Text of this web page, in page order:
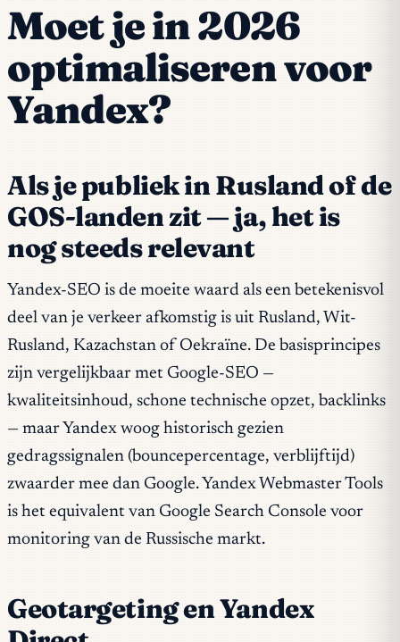
Moet je in 2026
optimaliseren voor
Yandex?
Als je publiek in Rusland of de
GOS-landen zit — ja, het is
nog steeds relevant
Yandex-SEO is de moeite waard als een betekenisvol
deel van je verkeer afkomstig is uit Rusland, Wit-
Rusland, Kazachstan of Oekraïne. De basisprincipes
zijn vergelijkbaar met Google-SEO —
kwaliteitsinhoud, schone technische opzet, backlinks
— maar Yandex woog historisch gezien
gedragssignalen (bouncepercentage, verblijftijd)
zwaarder mee dan Google. Yandex Webmaster Tools
is het equivalent van Google Search Console voor
monitoring van de Russische markt.
Geotargeting en Yandex